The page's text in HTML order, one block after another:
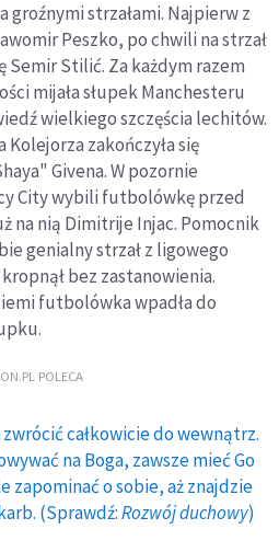
groźnymi strzałami. Najpierw z
Peszko, po chwili na strzał
Semir Stilić. Za każdym razem
mijała słupek Manchesteru
wielkiego szczęścia lechitów.
Kolejorza zakończyła się
Givena. W pozornie
City wybili futbolówkę przed
na nią Dimitrije Injac. Pomocnik
genialny strzał z ligowego
bez zastanowienia.
futbolówka wpadła do
POLECA
całkowicie do wewnątrz.
na Boga, zawsze mieć Go
zapominać o sobie, aż znajdzie
(Sprawdź:Rozwój duchowy)